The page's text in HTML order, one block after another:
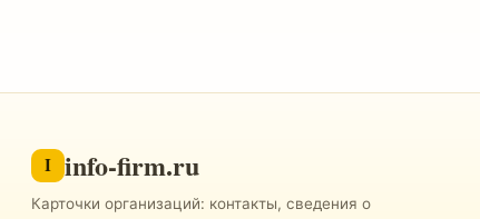
I info-firm.ru
Карточки организаций: контакты, сведения о